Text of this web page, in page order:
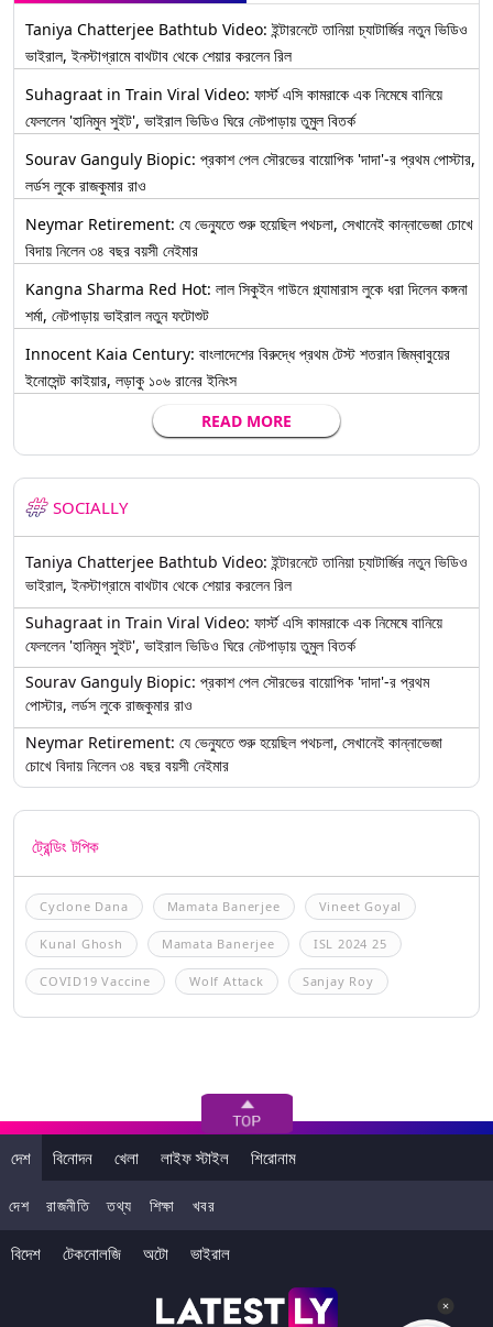
Taniya Chatterjee Bathtub Video: ইন্টারনেটে তানিয়া চ্যাটার্জির নতুন ভিডিও
ভাইরাল, ইনস্টাগ্রামে বাথটাব থেকে শেয়ার করলেন রিল
Suhagraat in Train Viral Video: ফার্স্ট এসি কামরাকে এক নিমেষে বানিয়ে
ফেললেন 'হানিমুন সুইট', ভাইরাল ভিডিও ঘিরে নেটপাড়ায় তুমুল বিতর্ক
Sourav Ganguly Biopic: প্রকাশ পেল সৌরভের বায়োপিক 'দাদা'-র প্রথম পোস্টার,
লর্ডস লুকে রাজকুমার রাও
Neymar Retirement: যে ভেন্যুতে শুরু হয়েছিল পথচলা, সেখানেই কান্নাভেজা চোখে
বিদায় নিলেন ৩৪ বছর বয়সী নেইমার
Kangna Sharma Red Hot: লাল সিকুইন গাউনে গ্ল্যামারাস লুকে ধরা দিলেন কঙ্গনা
শর্মা, নেটপাড়ায় ভাইরাল নতুন ফটোশুট
Innocent Kaia Century: বাংলাদেশের বিরুদ্ধে প্রথম টেস্ট শতরান জিম্বাবুয়ের
ইনোসেন্ট কাইয়ার, লড়াকু ১০৬ রানের ইনিংস
READ MORE
SOCIALLY
Taniya Chatterjee Bathtub Video: ইন্টারনেটে তানিয়া চ্যাটার্জির নতুন ভিডিও
ভাইরাল, ইনস্টাগ্রামে বাথটাব থেকে শেয়ার করলেন রিল
Suhagraat in Train Viral Video: ফার্স্ট এসি কামরাকে এক নিমেষে বানিয়ে
ফেললেন 'হানিমুন সুইট', ভাইরাল ভিডিও ঘিরে নেটপাড়ায় তুমুল বিতর্ক
Sourav Ganguly Biopic: প্রকাশ পেল সৌরভের বায়োপিক 'দাদা'-র প্রথম
পোস্টার, লর্ডস লুকে রাজকুমার রাও
Neymar Retirement: যে ভেন্যুতে শুরু হয়েছিল পথচলা, সেখানেই কান্নাভেজা
চোখে বিদায় নিলেন ৩৪ বছর বয়সী নেইমার
ট্রেন্ডিং টপিক
Cyclone Dana Mamata Banerjee Vineet Goyal
Kunal Ghosh Mamata Banerjee ISL 2024 25
COVID19 Vaccine Wolf Attack Sanjay Roy
দেশ বিনোদন খেলা লাইফ স্টাইল শিরোনাম
দেশ রাজনীতি তথ্য শিক্ষা খবর
বিদেশ টেকনোলজি অটো ভাইরাল